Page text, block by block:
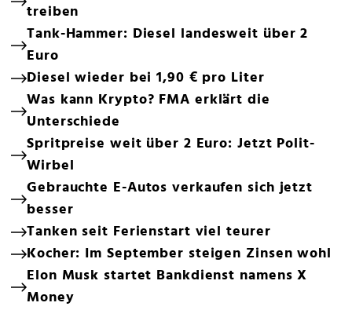
treiben
Tank-Hammer: Diesel landesweit über 2
Euro
Diesel wieder bei 1,90 € pro Liter
Was kann Krypto? FMA erklärt die
Unterschiede
Spritpreise weit über 2 Euro: Jetzt Polit-
Wirbel
Gebrauchte E-Autos verkaufen sich jetzt
besser
Tanken seit Ferienstart viel teurer
Kocher: Im September steigen Zinsen wohl
Elon Musk startet Bankdienst namens X
Money